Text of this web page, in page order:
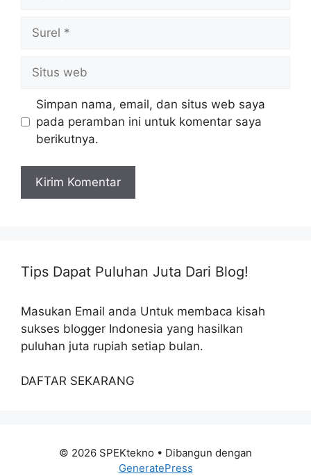
Surel
Situs
web
Simpan nama, email, dan situs web saya
pada peramban ini untuk komentar saya
berikutnya.
Tips Dapat Puluhan Juta Dari Blog!
Masukan Email anda Untuk membaca kisah
sukses blogger Indonesia yang hasilkan
puluhan juta rupiah setiap bulan.
DAFTAR SEKARANG
© 2026 SPEKtekno • Dibangun dengan
GeneratePress